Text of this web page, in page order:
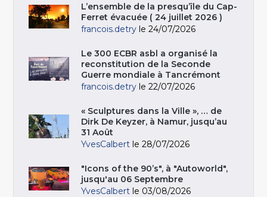
L’ensemble de la presqu’île du Cap-
Ferret évacuée ( 24 juillet 2026 )
francois.detry le 24/07/2026
Le 300 ECBR asbl a organisé la
reconstitution de la Seconde
Guerre mondiale à Tancrémont
francois.detry le 22/07/2026
« Sculptures dans la Ville », … de
Dirk De Keyzer, à Namur, jusqu’au
31 Août
YvesCalbert le 28/07/2026
"Icons of the 90’s", à "Autoworld",
jusqu'au 06 Septembre
YvesCalbert le 03/08/2026